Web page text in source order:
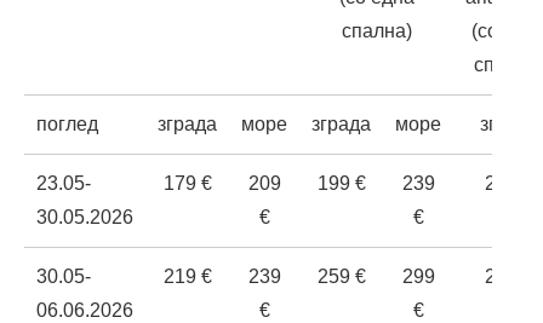
спална)
(со
спална)
поглед зграда море зграда море зграда
23.05-
30.05.2026
179 €
209
€
199 €
239
€
219 €
30.05-
06.06.2026
219 €
239
€
259 €
299
€
279 €